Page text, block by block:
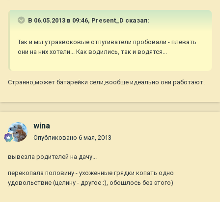
В 06.05.2013 в 09:46, Present_D сказал:
Так и мы утразвоковые отпугиватели пробовали - плевать
они на них хотели... Как водились, так и водятся...
Странно,может батарейки сели,вообще идеально они работают.
wina
Опубликовано 6 мая, 2013
вывезла родителей на дачу...
перекопала половину - ухоженные грядки копать одно
удовольствие (целину - другое ;), обошлось без этого)